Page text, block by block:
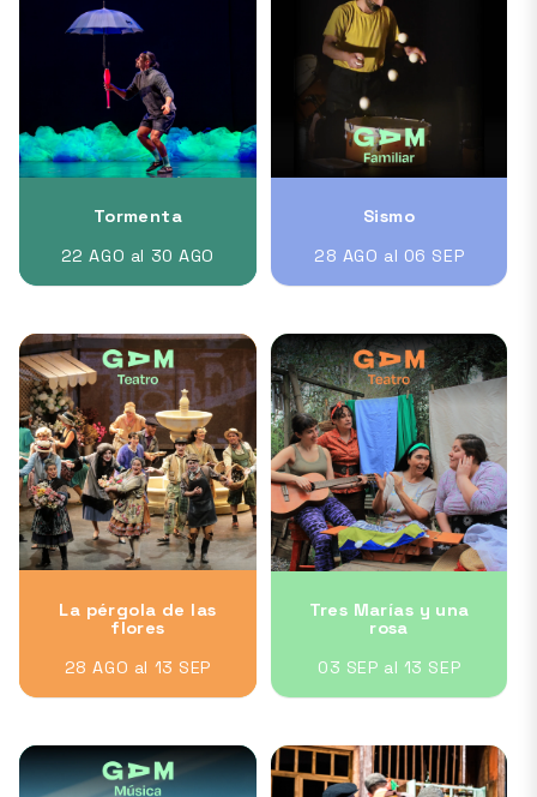
Tormenta
22 AGO al 30 AGO
Sismo
28 AGO al 06 SEP
La pérgola de las
flores
28 AGO al 13 SEP
Tres Marías y una
rosa
03 SEP al 13 SEP